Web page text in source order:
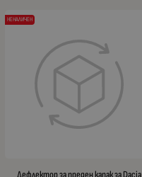
Дефлектор за преден капак за Dacia
НЕНАЛИЧЕН